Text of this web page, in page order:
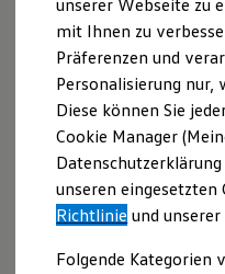
ENERGY
Nutzfahrzeuge
SUV und CUV
Familienautos
Kombis
Kompaktwagen
Sportwagen
Schnell verfügbare
Angebote und Produkte
Aktuelle
E-Auto-Förderung
Volkswagen
Junge
unserer Webseite zu
mit Ihnen zu
Präferenzen und
Personalisierung nur,
Diese können Sie
Cookie Manager
unseren
Richtlinie und unserer
Folgende Kategorien